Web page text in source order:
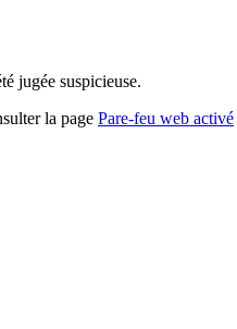
jugée suspicieuse.
la page Pare-feu web activé